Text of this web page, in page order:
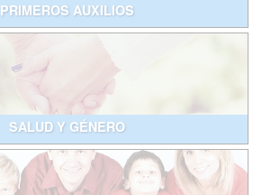
PRIMEROS AUXILIOS
SALUD Y GÉNERO